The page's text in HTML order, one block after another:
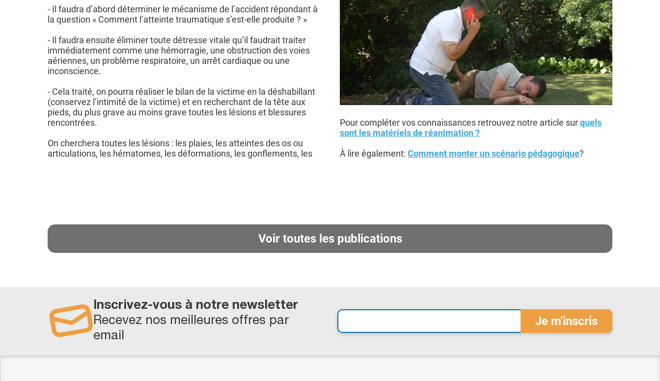
- Il faudra d’abord déterminer le mécanisme de l’accident répondant à
la question « Comment l’atteinte traumatique s’est-elle produite ? »
- Il faudra ensuite éliminer toute détresse vitale qu’il faudrait traiter
immédiatement comme une hémorragie, une obstruction des voies
aériennes, un problème respiratoire, un arrêt cardiaque ou une
inconscience.
- Cela traité, on pourra réaliser le bilan de la victime en la déshabillant
(conservez l’intimité de la victime) et en recherchant de la tête aux
pieds, du plus grave au moins grave toutes les lésions et blessures
rencontrées.
On cherchera toutes les lésions : les plaies, les atteintes des os ou
articulations, les hématomes, les déformations, les gonflements, les
Pour compléter vos connaissances retrouvez notre article surquels
sont les matériels de réanimation ?
À lire également: Comment monter un scénario pédagogique?
Voir toutes les publications
Inscrivez-vous à notre newsletter
Recevez nos meilleures offres par
email